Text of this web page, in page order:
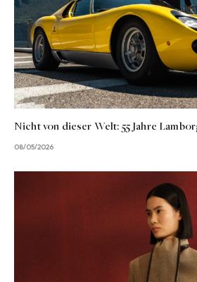
Nicht von dieser Welt: 55 Jahre
08/05/2026